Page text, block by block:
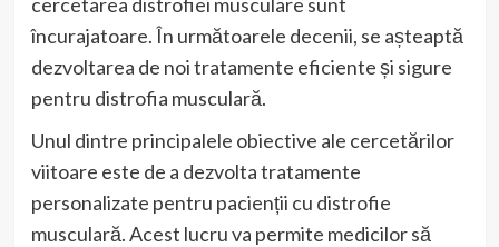
încurajatoare. În următoarele decenii, se așteaptă
dezvoltarea de noi tratamente eficiente și sigure
pentru distrofia musculară.
Unul dintre principalele obiective ale cercetărilor
viitoare este de a dezvolta tratamente
personalizate pentru pacienții cu distrofie
musculară. Acest lucru va permite medicilor să